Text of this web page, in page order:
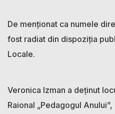
De menționat ca numele
fost radiat din dispoziția
Locale.
Veronica Izman a deținut
Raional „Pedagogul